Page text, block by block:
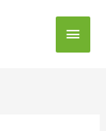
Menu